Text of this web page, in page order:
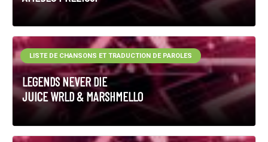
LEGENDS NEVER DIE
JUICE WRLD & MARSHMELLO
LISTE DE CHANSONS ET TRADUCTION DE PAROLES